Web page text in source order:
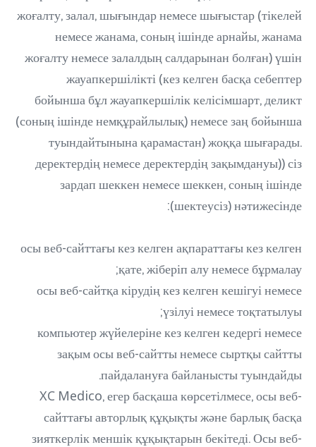
жоғалту, залал, шығындар немесе шығыстар (тікелей
немесе жанама, соның ішінде арнайы, жанама
жоғалту немесе залалдың салдарынан болған) үшін
жауапкершілікті (кез келген басқа себептер
бойынша бұл жауапкершілік келісімшарт, деликт
(соның ішінде немқұрайлылық) немесе заң бойынша
туындайтынына қарамастан) жоққа шығарады.
деректердің немесе деректердің зақымдануы)) сіз
зардап шеккен немесе шеккен, соның ішінде
(шектеусіз) нәтижесінде:
осы веб-сайттағы кез келген ақпараттағы кез келген
қате, жіберіп алу немесе бұрмалау;
осы веб-сайтқа кірудің кез келген кешігуі немесе
үзілуі немесе тоқтатылуы;
компьютер жүйелеріне кез келген кедергі немесе
зақым осы веб-сайтты немесе сыртқы сайтты
пайдалануға байланысты туындайды.
XC Medico, егер басқаша көрсетілмесе, осы веб-
сайттағы авторлық құқықты және барлық басқа
зияткерлік меншік құқықтарын бекітеді. Осы веб-